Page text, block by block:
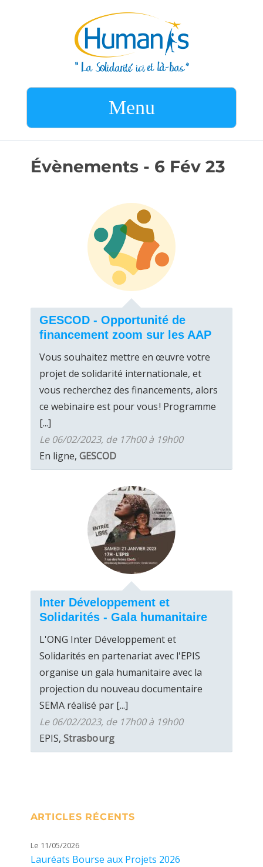
Menu
Évènements - 6 Fév 23
GESCOD - Opportunité de
financement zoom sur les AAP
Vous souhaitez mettre en œuvre votre
projet de solidarité internationale, et
vous recherchez des financements, alors
ce webinaire est pour vous ! Programme
[...]
Le 06/02/2023, de 17h00 à 19h00
En ligne, GESCOD
Inter Développement et
Solidarités - Gala humanitaire
L'ONG Inter Développement et
Solidarités en partenariat avec l'EPIS
organise un gala humanitaire avec la
projection du nouveau documentaire
SEMA réalisé par [...]
Le 06/02/2023, de 17h00 à 19h00
EPIS, Strasbourg
ARTICLES RÉCENTS
Le 11/05/2026
Lauréats Bourse aux Projets 2026